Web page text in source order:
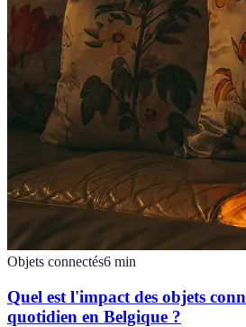
Objets connectés6 min
Quel est l'impact des objets
quotidien en Belgique ?